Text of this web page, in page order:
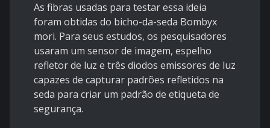
As fibras usadas para testar essa ideia
foram obtidas do bicho-da-seda Bombyx
mori. Para seus estudos, os pesquisadores
usaram um sensor de imagem, espelho
refletor de luz e três diodos emissores de luz
capazes de capturar padrões refletidos na
seda para criar um padrão de etiqueta de
segurança.